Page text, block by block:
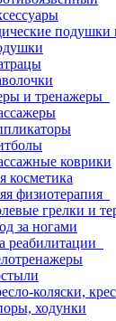
подушки
и тренажеры
коврики
косметика
физиотерапия
грелки и
за ногами
реабилитации
коляски,
ходунки